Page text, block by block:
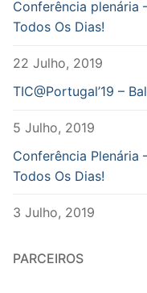
Conferência plenária
Todos Os Dias!
22 Julho, 2019
TIC@Portugal’19 –
5 Julho, 2019
Conferência Plenária
Todos Os Dias!
3 Julho, 2019
PARCEIROS